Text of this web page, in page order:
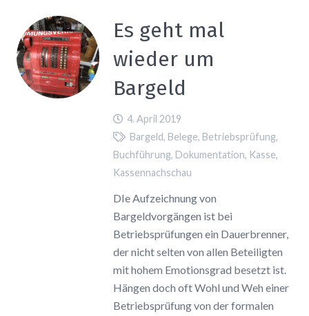
Es geht mal
wieder um
Bargeld
4. April 2019
Bargeld, Belege, Betriebsprüfung,
Buchführung, Dokumentation, Kasse,
Kassennachschau
DIe Aufzeichnung von
Bargeldvorgängen ist bei
Betriebsprüfungen ein Dauerbrenner,
der nicht selten von allen Beteiligten
mit hohem Emotionsgrad besetzt ist.
Hängen doch oft Wohl und Weh einer
Betriebsprüfung von der formalen